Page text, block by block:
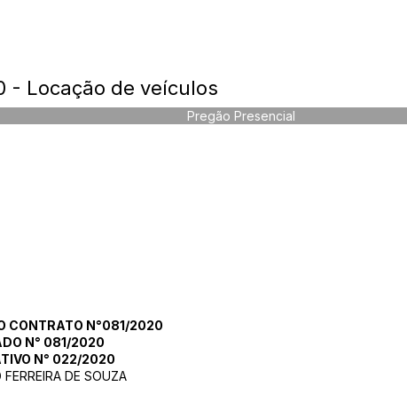
- Locação de veículos
Pregão Presencial
CONTRATO N°081/2020
N° 081/2020
N° 022/2020
FERREIRA DE SOUZA